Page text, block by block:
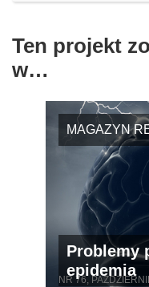
Ten projekt
w…
MAGAZYN
Problemy
epidemia
NR 76,